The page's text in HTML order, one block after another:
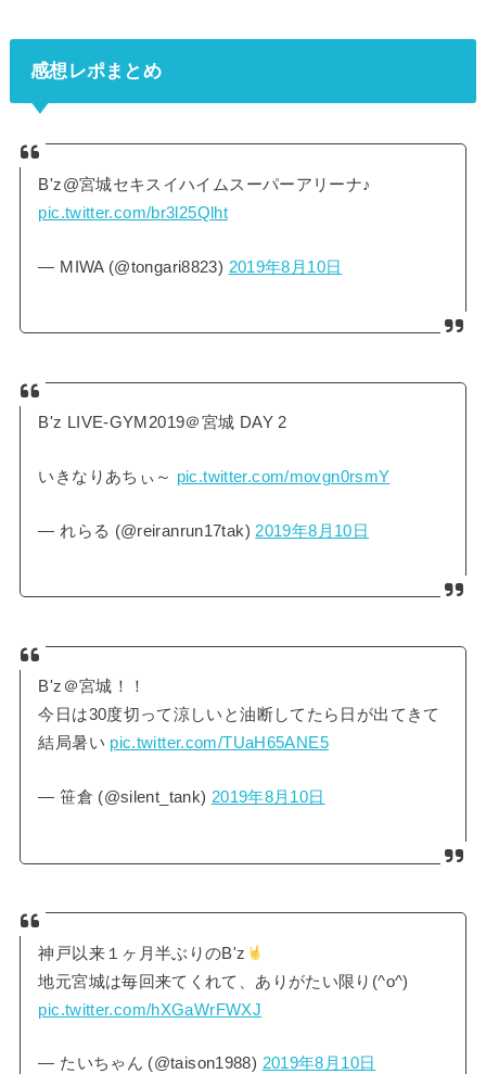
感想レポまとめ
B'z@宮城セキスイハイムスーパーアリーナ♪
pic.twitter.com/br3l25Qlht
— MIWA (@tongari8823) 2019年8月10日
B'z LIVE-GYM2019＠宮城 DAY 2
いきなりあちぃ～ pic.twitter.com/movgn0rsmY
— れらる (@reiranrun17tak) 2019年8月10日
B'z＠宮城！！
今日は30度切って涼しいと油断してたら日が出てきて
結局暑い pic.twitter.com/TUaH65ANE5
— 笹倉 (@silent_tank) 2019年8月10日
神戸以来１ヶ月半ぶりのB'z
地元宮城は毎回来てくれて、ありがたい限り(^o^)
pic.twitter.com/hXGaWrFWXJ
— たいちゃん (@taison1988) 2019年8月10日